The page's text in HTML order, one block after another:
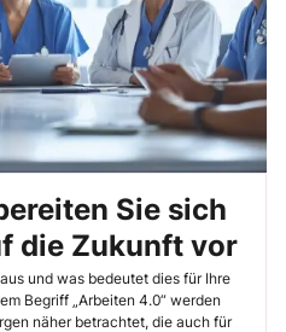
Sie sich
die Zukunft vor
und was bedeutet dies für Ihre
Begriff „Arbeiten 4.0“ werden
näher betrachtet, die auch für